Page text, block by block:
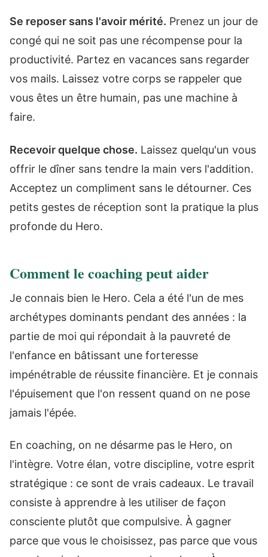
Se reposer sans l'avoir mérité. Prenez un jour de
congé qui ne soit pas une récompense pour la
productivité. Partez en vacances sans regarder
vos mails. Laissez votre corps se rappeler que
vous êtes un être humain, pas une machine à
faire.
Recevoir quelque chose. Laissez quelqu'un vous
offrir le dîner sans tendre la main vers l'addition.
Acceptez un compliment sans le détourner. Ces
petits gestes de réception sont la pratique la plus
profonde du Hero.
Comment le coaching peut aider
Je connais bien le Hero. Cela a été l'un de mes
archétypes dominants pendant des années : la
partie de moi qui répondait à la pauvreté de
l'enfance en bâtissant une forteresse
impénétrable de réussite financière. Et je connais
l'épuisement que l'on ressent quand on ne pose
jamais l'épée.
En coaching, on ne désarme pas le Hero, on
l'intègre. Votre élan, votre discipline, votre esprit
stratégique : ce sont de vrais cadeaux. Le travail
consiste à apprendre à les utiliser de façon
consciente plutôt que compulsive. À gagner
parce que vous le choisissez, pas parce que vous